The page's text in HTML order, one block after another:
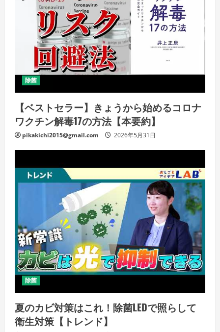
除菌
【ベストセラー】きょうから始めるコロナ
ワクチン解毒17の方法【本要約】
pikakichi2015@gmail.com 2026年5月31日
除菌
夏のカビ対策はこれ！除菌LEDで照らして
衛生対策【トレンド】